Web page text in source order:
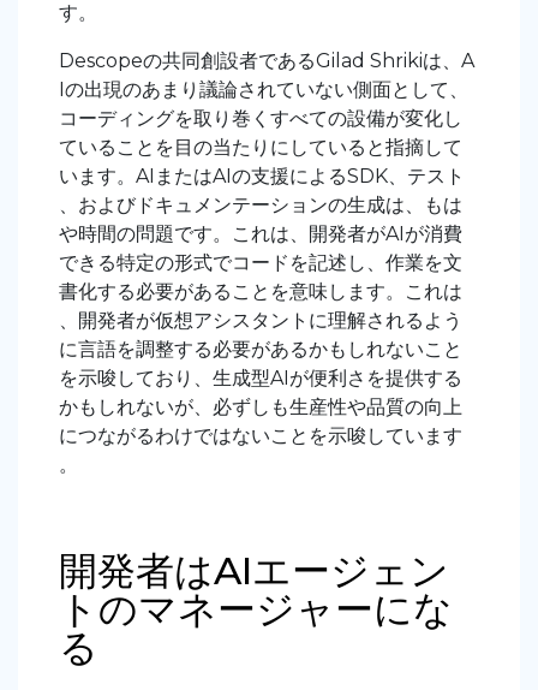
す。
Descopeの共同創設者であるGilad Shrikiは、A
Iの出現のあまり議論されていない側面として、
コーディングを取り巻くすべての設備が変化し
ていることを目の当たりにしていると指摘して
います。AIまたはAIの支援によるSDK、テスト
、およびドキュメンテーションの生成は、もは
や時間の問題です。これは、開発者がAIが消費
できる特定の形式でコードを記述し、作業を文
書化する必要があることを意味します。これは
、開発者が仮想アシスタントに理解されるよう
に言語を調整する必要があるかもしれないこと
を示唆しており、生成型AIが便利さを提供する
かもしれないが、必ずしも生産性や品質の向上
につながるわけではないことを示唆しています
。
開発者はAIエージェン
トのマネージャーにな
る